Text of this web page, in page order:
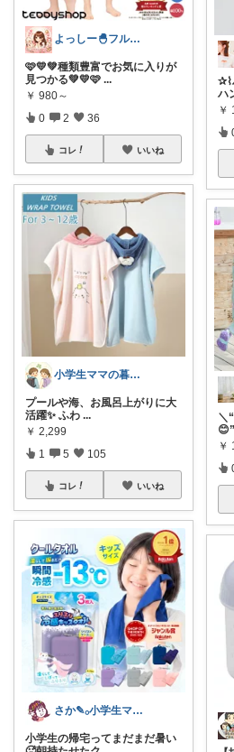
よっしー🐣フルタイム4児ママ
🩷💛💚種類豊富でお気に入りが
見つかる💚💛🩷 ...
￥ 980～
0 2 36
コレ いいね
小学生ママの暮らしを楽に☘️
プールや海、お風呂上がりに大
活躍✨ ふわ ...
￥ 2,299
1 5 105
コレ いいね
さか‎✎𓂂小学生ママを救う便利グッズ
小学生の帰宅ってまだまだ暑い
✰⌇
ハ
￥
＼
￥